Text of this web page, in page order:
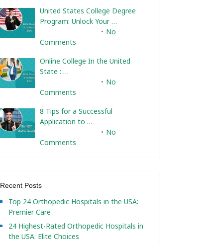
United States College Degree
Program: Unlock Your …
No
Comments
Online College In the United
State : …
No
Comments
8 Tips for a Successful
Application to …
No
Comments
Recent Posts
Top 24 Orthopedic Hospitals in the USA:
Premier Care
24 Highest-Rated Orthopedic Hospitals in
the USA: Elite Choices